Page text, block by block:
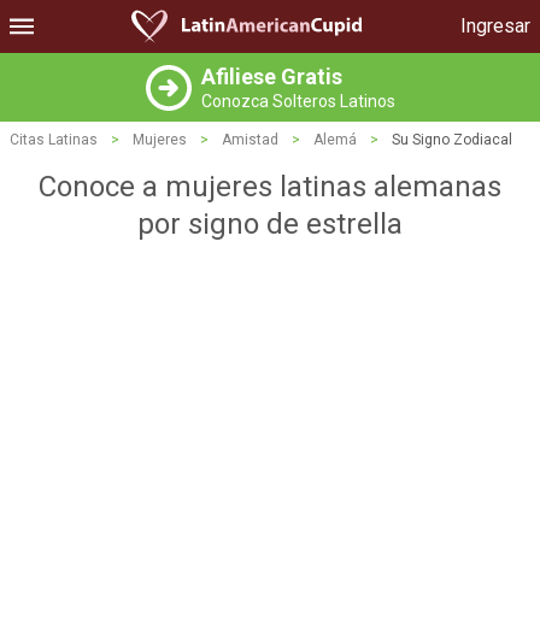
Ingresar
Afiliese Gratis
Conozca Solteros Latinos
Citas Latinas > Mujeres > Amistad > Alemá > Su Signo Zodiacal
Conoce a mujeres latinas alemanas
por signo de estrella